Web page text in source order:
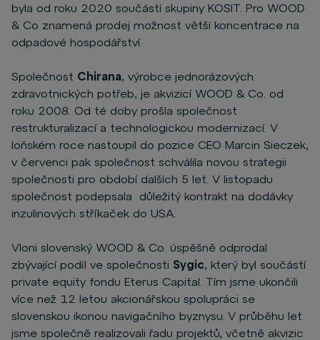
byla od roku 2020 součástí skupiny KOSIT. Pro WOOD
& Co znamená prodej možnost větší koncentrace na
odpadové hospodářství.
Společnost Chirana , výrobce jednorázových
zdravotnických potřeb, je akvizicí WOOD & Co. od
roku 2008. Od té doby prošla společnost
restrukturalizací a technologickou modernizací. V
loňském roce nastoupil do pozice CEO Marcin Sieczek,
v červenci pak společnost schválila novou strategii
společnosti pro období dalších 5 let. V listopadu
společnost podepsala důležitý kontrakt na dodávky
inzulinových stříkaček do USA.
Vloni slovenský WOOD & Co. úspěšně odprodal
zbývající podíl ve společnosti Sygic , který byl součástí
private equity fondu Eterus Capital. Tím jsme ukončili
více než 12 letou akcionářskou spolupráci se
slovenskou ikonou navigačního byznysu. V průběhu let
jsme společně realizovali řadu projektů, včetně akvizic